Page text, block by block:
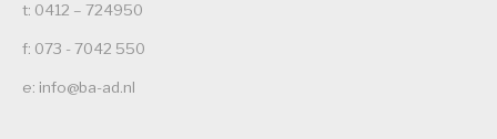
t: 0412 – 724950
f: 073 - 7042 550
e: info@ba-ad.nl